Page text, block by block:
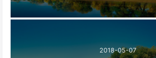
2018-05-07